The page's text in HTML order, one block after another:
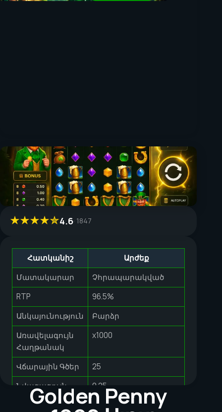
4.6 1847
Հատկանիշ
Արժեք
Մատակարար
Չհրապարակված
RTP
96.5%
Անկայունություն
Բարձր
Առավելագույն
Հաղթանակ
x1000
Վճարային Գծեր
25
Նվազագույն
Գրավ
0.25
Golden Penny